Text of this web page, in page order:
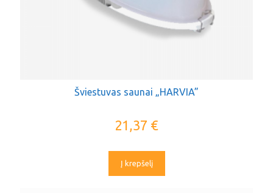
Šviestuvas saunai „HARVIA”
21,37 €
Į krepšelį